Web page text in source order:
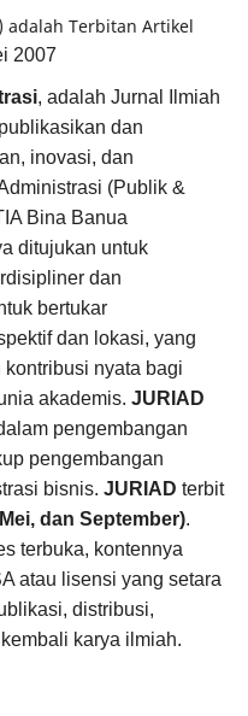
adalah Terbitan Artikel
2007
, adalah Jurnal Ilmiah
dan
inovasi, dan
(Publik &
Bina Banua
ditujukan untuk
dan
bertukar
dan lokasi, yang
nyata bagi
akademis. JURIAD
pengembangan
pengembangan
bisnis. JURIAD terbit
dan September).
terbuka, kontennya
atau lisensi yang setara
distribusi,
karya ilmiah.